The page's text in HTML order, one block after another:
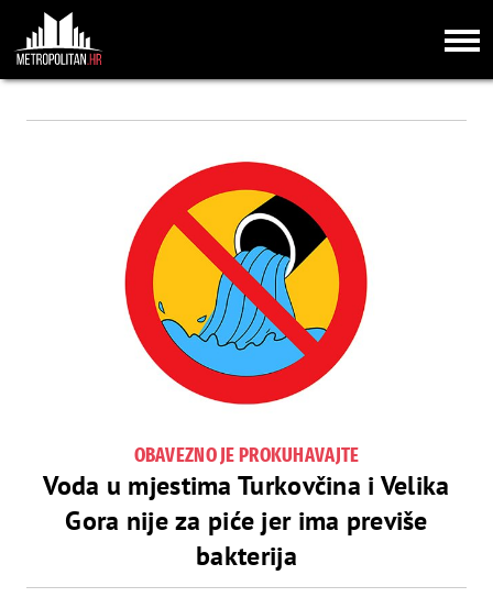
OBAVEZNO JE PROKUHAVAJTE
Voda u mjestima Turkovčina i Velika
Gora nije za piće jer ima previše
bakterija